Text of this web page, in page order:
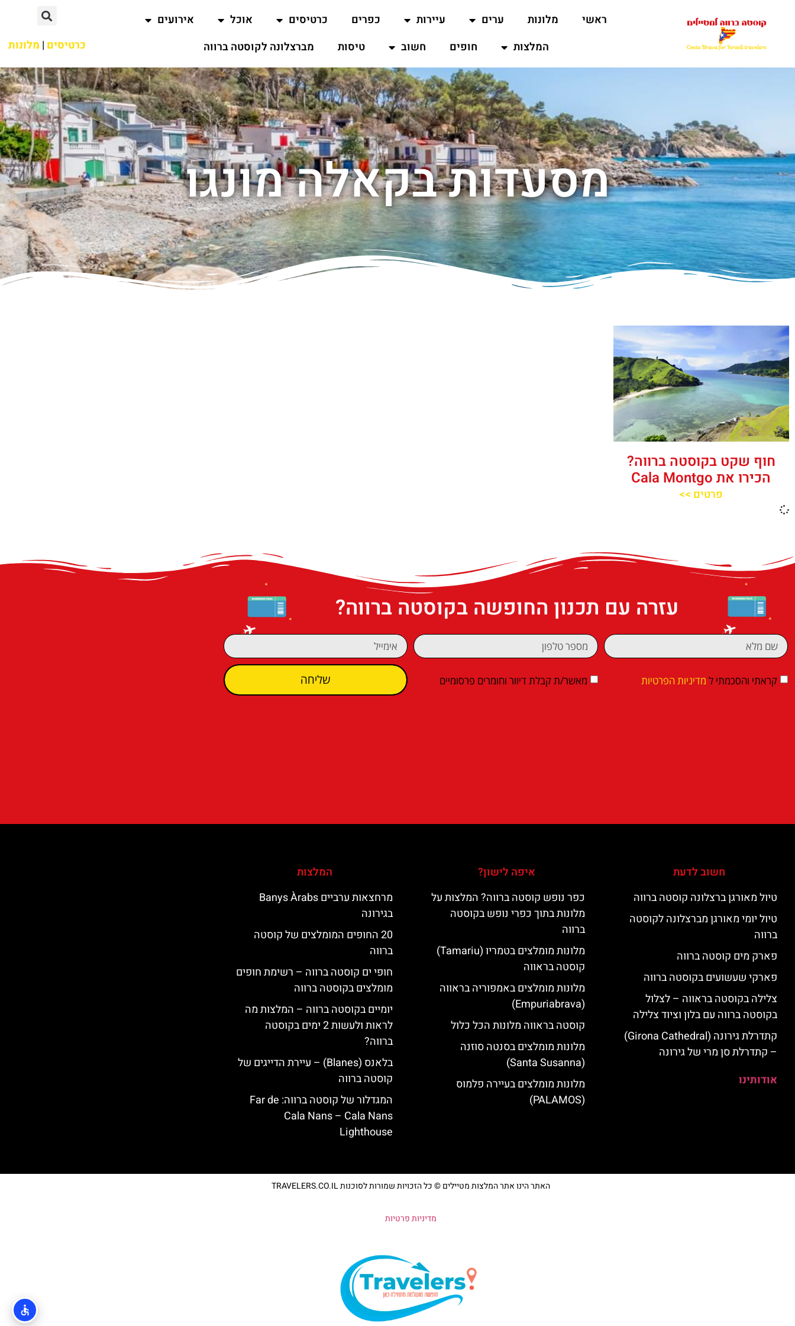
ראשי מלונות ערים עיירות כפרים כרטיסים אוכל
אירועים
המלצות
חופים חשוב טיסות מברצלונה לקוסטה ברווה כרטיסים | מלונות
מסעדות בקאלה מונגו
חוף שקט בקוסטה ברווה?
הכירו את ‪‪Cala Montgo‬‬
פרטים >>
עזרה עם תכנון החופשה בקוסטה ברווה?
קראתי והסכמתי ל מדיניות הפרטיות מאשר/ת קבלת דיוור וחומרים פרסומיים שליחה
חשוב לדעת
טיול מאורגן ברצלונה קוסטה ברווה
טיול יומי מאורגן מברצלונה לקוסטה
ברווה
פארק מים קוסטה ברווה
פארקי שעשועים בקוסטה ברווה
צלילה בקוסטה בראווה – לצלול
בקוסטה ברווה עם בלון וציוד צלילה
קתדרלת גירונה (Girona Cathedral)
– קתדרלת סן מרי של גירונה
אודותינו
איפה לישון?
כפר נופש קוסטה ברווה? המלצות על
מלונות בתוך כפרי נופש בקוסטה
ברווה
מלונות מומלצים בטמריו (Tamariu)
קוסטה בראווה
מלונות מומלצים באמפוריה בראווה
(Empuriabrava)
קוסטה בראווה מלונות הכל כלול
מלונות מומלצים בסנטה סוזנה
(Santa Susanna)
מלונות מומלצים בעיירה פלמוס
(PALAMOS)
המלצות
מרחצאות ערביים Banys Àrabs
בגירונה
20 החופים המומלצים של קוסטה
ברווה
חופי ים קוסטה ברווה – רשימת חופים
מומלצים בקוסטה ברווה
יומיים בקוסטה ברווה – המלצות מה
לראות ולעשות 2 ימים בקוסטה
ברווה?
בלאנס (Blanes) – עיירת הדייגים של
קוסטה ברווה
המגדלור של קוסטה ברווה: ‪‪Far de
Cala Nans – Cala Nans
Lighthouse‬‬
האתר הינו אתר המלצות מטיילים © כל הזכויות שמורות לסוכנות TRAVELERS.CO.IL
מדיניות פרטיות